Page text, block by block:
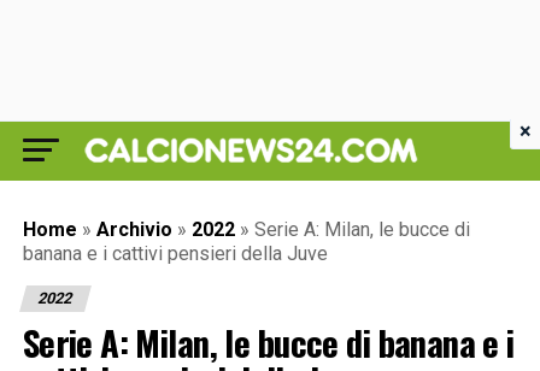
Home » Archivio » 2022 » Serie A: Milan, le bucce di
banana e i cattivi pensieri della Juve
2022
Serie A: Milan, le bucce di banana e i
×